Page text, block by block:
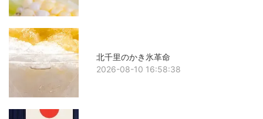
北千里のかき氷革命
2026-08-10 16:58:38